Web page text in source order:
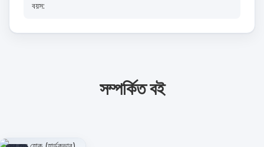
বয়স:
সম্পর্কিত বই